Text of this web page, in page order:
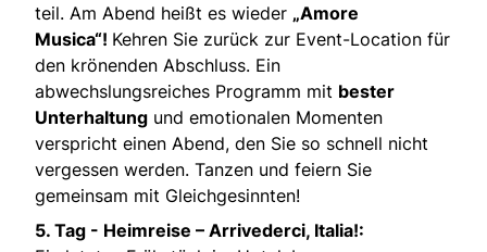
teil. Am Abend heißt es wieder „Amore
Musica“! Kehren Sie zurück zur Event-Location für
den krönenden Abschluss. Ein
abwechslungsreiches Programm mit bester
Unterhaltung und emotionalen Momenten
verspricht einen Abend, den Sie so schnell nicht
vergessen werden. Tanzen und feiern Sie
gemeinsam mit Gleichgesinnten!
5. Tag - Heimreise – Arrivederci, Italia!: